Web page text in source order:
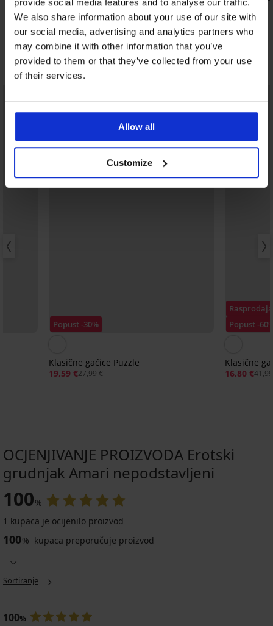
provide social media features and to analyse our traffic.
We also share information about your use of our site with
our social media, advertising and analytics partners who
may combine it with other information that you’ve
provided to them or that they’ve collected from your use
of their services.
Allow all
Customize
New
41,99 €
33,59 €
kod: BRA20
Otkrijte slične komade
Popust -30%
Klasične gaćice Puzzle
19,59 €27,99 €
Rasprodaja
Popust -
Klasične
16,80 €
Bellinda
Cotton
Bra
€
Celine
nepodstavljen
€
Grudnjak
smanjivanje
Jeanne
€
36,99
29,59
OCJENJIVANJE PROIZVODA Erotski
grudnjak Amari nepodstavljeni
100%
1 kupaca je ocijenilo proizvod
100% kupaca preporučuje proizvod
Sortiranje
100%